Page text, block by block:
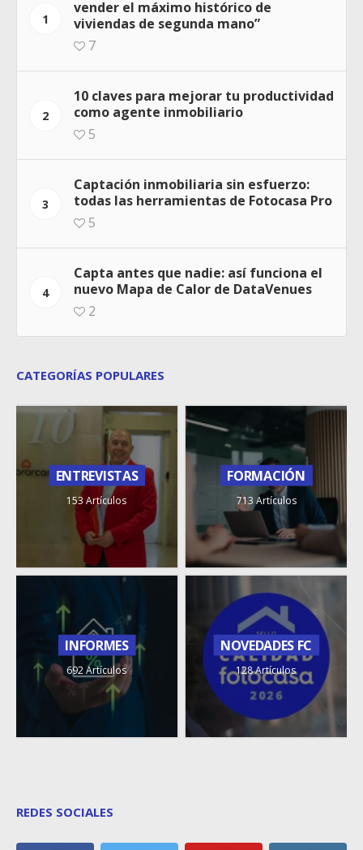
1
vender el máximo histórico de
viviendas de segunda mano”
7
2
10 claves para mejorar tu productividad
como agente inmobiliario
5
3
Captación inmobiliaria sin esfuerzo:
todas las herramientas de Fotocasa Pro
5
4
Capta antes que nadie: así funciona el
nuevo Mapa de Calor de DataVenues
2
CATEGORÍAS POPULARES
ENTREVISTAS
153 Artículos
FORMACIÓN
713 Artículos
INFORMES
692 Artículos
NOVEDADES FC
128 Artículos
REDES SOCIALES